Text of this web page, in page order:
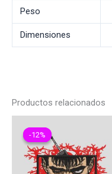
Peso
Dimensiones
Productos relacionados
-12%
-12%